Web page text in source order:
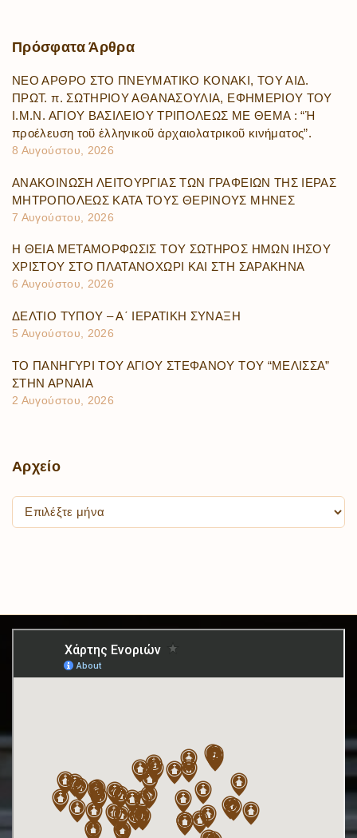
Πρόσφατα Άρθρα
ΝΕΟ ΑΡΘΡΟ ΣΤΟ ΠΝΕΥΜΑΤΙΚΟ ΚΟΝΑΚΙ, ΤΟΥ ΑΙΔ.
ΠΡΩΤ. π. ΣΩΤΗΡΙΟΥ ΑΘΑΝΑΣΟΥΛΙΑ, ΕΦΗΜΕΡΙΟΥ ΤΟΥ
Ι.Μ.Ν. ΑΓΙΟΥ ΒΑΣΙΛΕΙΟΥ ΤΡΙΠΟΛΕΩΣ ΜΕ ΘΕΜΑ : “Ἡ
προέλευση τοῦ ἑλληνικοῦ ἀρχαιολατρικοῦ κινήματος”.
8 Αυγούστου, 2026
ΑΝΑΚΟΙΝΩΣΗ ΛΕΙΤΟΥΡΓΙΑΣ ΤΩΝ ΓΡΑΦΕΙΩΝ ΤΗΣ ΙΕΡΑΣ
ΜΗΤΡΟΠΟΛΕΩΣ ΚΑΤΑ ΤΟΥΣ ΘΕΡΙΝΟΥΣ ΜΗΝΕΣ
7 Αυγούστου, 2026
Η ΘΕΙΑ ΜΕΤΑΜΟΡΦΩΣΙΣ ΤΟΥ ΣΩΤΗΡΟΣ ΗΜΩΝ ΙΗΣΟΥ
ΧΡΙΣΤΟΥ ΣΤΟ ΠΛΑΤΑΝΟΧΩΡΙ ΚΑΙ ΣΤΗ ΣΑΡΑΚΗΝΑ
6 Αυγούστου, 2026
ΔΕΛΤΙΟ ΤΥΠΟΥ – Α΄ ΙΕΡΑΤΙΚΗ ΣΥΝΑΞΗ
5 Αυγούστου, 2026
ΤΟ ΠΑΝΗΓΥΡΙ ΤΟΥ ΑΓΙΟΥ ΣΤΕΦΑΝΟΥ ΤΟΥ “ΜΕΛΙΣΣΑ”
ΣΤΗΝ ΑΡΝΑΙΑ
2 Αυγούστου, 2026
Αρχείο